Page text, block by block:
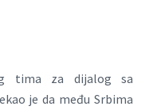
tima za dijalog sa
je da među Srbima